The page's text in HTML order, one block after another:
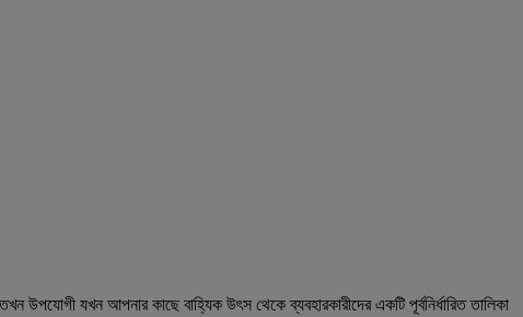
যখন আপনার কাছে বাহ্যিক উৎস থেকে ব্যবহারকারীদের একটি পূর্বনির্ধারিত তালিকা